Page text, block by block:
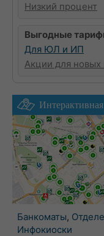
Низкий процент
Выгодные
Для ЮЛ и ИП
Акции для новых
Интерактивная
Банкоматы,
Инфокиоски